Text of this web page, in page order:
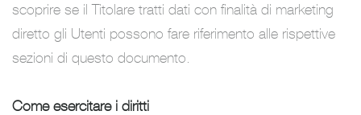
scoprire se il Titolare tratti dati con finalità di marketing
diretto gli Utenti possono fare riferimento alle rispettive
sezioni di questo documento.
Come esercitare i diritti